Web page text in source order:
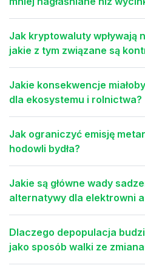
Jak kryptowaluty wpływają
jakie z tym związane są
Jakie konsekwencje
dla ekosystemu i rolnictwa?
Jak ograniczyć emisję
hodowli bydła?
Jakie są główne wady
alternatywy dla elektrowni
Dlaczego depopulacja
jako sposób walki ze